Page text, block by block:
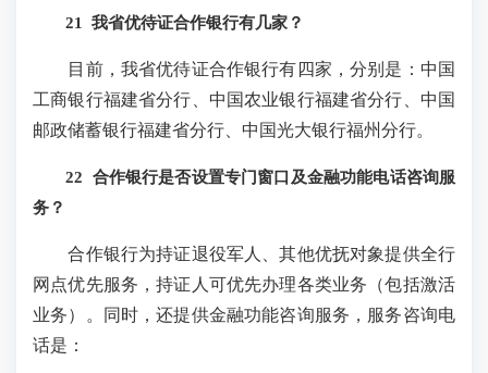
21 我省优待证合作银行有几家？
目前，我省优待证合作银行有四家，分别是：中国
工商银行福建省分行、中国农业银行福建省分行、中国
邮政储蓄银行福建省分行、中国光大银行福州分行。
22 合作银行是否设置专门窗口及金融功能电话咨询服
务？
合作银行为持证退役军人、其他优抚对象提供全行
网点优先服务，持证人可优先办理各类业务（包括激活
业务）。同时，还提供金融功能咨询服务，服务咨询电
话是：